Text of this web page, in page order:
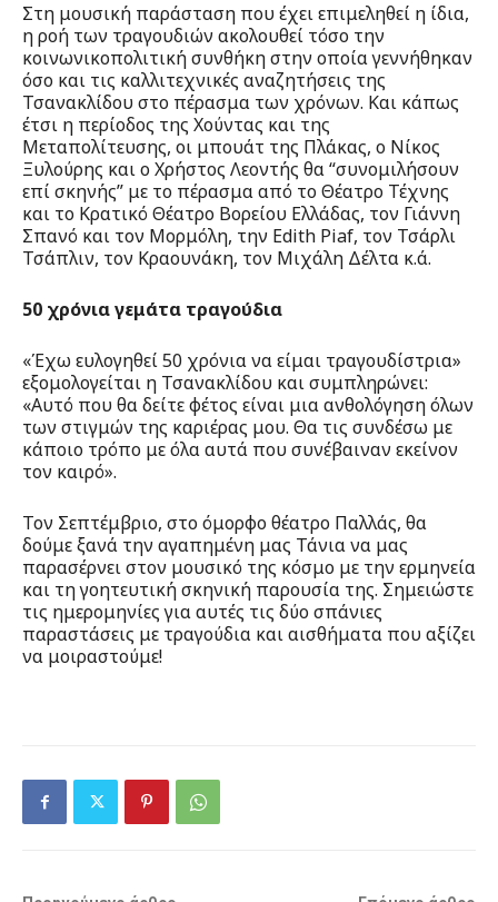
Στη μουσική παράσταση που έχει επιμεληθεί η ίδια,
η ροή των τραγουδιών ακολουθεί τόσο την
κοινωνικοπολιτική συνθήκη στην οποία γεννήθηκαν
όσο και τις καλλιτεχνικές αναζητήσεις της
Τσανακλίδου στο πέρασμα των χρόνων. Και κάπως
έτσι η περίοδος της Χούντας και της
Μεταπολίτευσης, οι μπουάτ της Πλάκας, ο Νίκος
Ξυλούρης και ο Χρήστος Λεοντής θα “συνομιλήσουν
επί σκηνής” με το πέρασμα από το Θέατρο Τέχνης
και το Κρατικό Θέατρο Βορείου Ελλάδας, τον Γιάννη
Σπανό και τον Μορμόλη, την Edith Piaf, τον Τσάρλι
Τσάπλιν, τον Κραουνάκη, τον Μιχάλη Δέλτα κ.ά.
50 χρόνια γεμάτα τραγούδια
«Έχω ευλογηθεί 50 χρόνια να είμαι τραγουδίστρια»
εξομολογείται η Τσανακλίδου και συμπληρώνει:
«Αυτό που θα δείτε φέτος είναι μια ανθολόγηση όλων
των στιγμών της καριέρας μου. Θα τις συνδέσω με
κάποιο τρόπο με όλα αυτά που συνέβαιναν εκείνον
τον καιρό».
Τον Σεπτέμβριο, στο όμορφο θέατρο Παλλάς, θα
δούμε ξανά την αγαπημένη μας Τάνια να μας
παρασέρνει στον μουσικό της κόσμο με την ερμηνεία
και τη γοητευτική σκηνική παρουσία της. Σημειώστε
τις ημερομηνίες για αυτές τις δύο σπάνιες
παραστάσεις με τραγούδια και αισθήματα που αξίζει
να μοιραστούμε!